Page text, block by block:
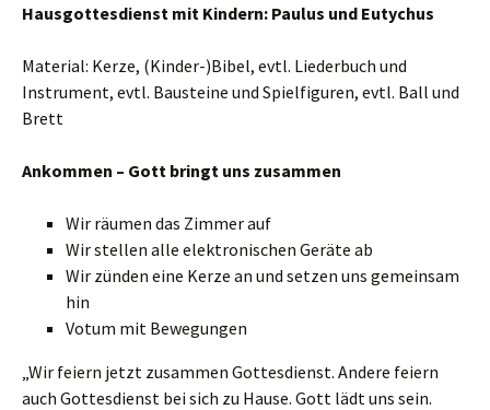
Hausgottesdienst mit Kindern: Paulus und Eutychus
Material: Kerze, (Kinder-)Bibel, evtl. Liederbuch und
Instrument, evtl. Bausteine und Spielfiguren, evtl. Ball und
Brett
Ankommen – Gott bringt uns zusammen
Wir räumen das Zimmer auf
Wir stellen alle elektronischen Geräte ab
Wir zünden eine Kerze an und setzen uns gemeinsam
hin
Votum mit Bewegungen
„Wir feiern jetzt zusammen Gottesdienst. Andere feiern
auch Gottesdienst bei sich zu Hause. Gott lädt uns sein.